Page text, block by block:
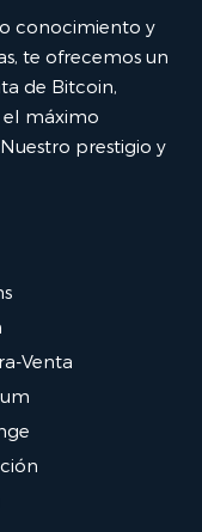
conocimiento y
te ofrecemos un
de Bitcoin,
máximo
prestigio y
Venta